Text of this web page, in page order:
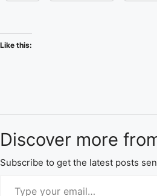
Like this:
Discover more
Subscribe to get the latest posts